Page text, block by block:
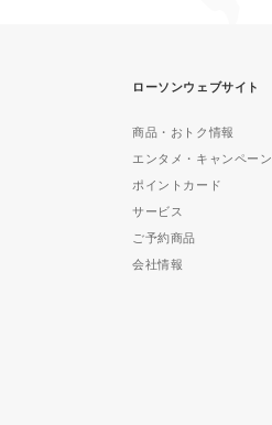
ローソンウェブサイト
商品・おトク情報
エンタメ・キャンペーン
ポイントカード
サービス
ご予約商品
会社情報